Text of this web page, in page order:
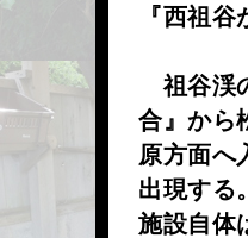
『西祖谷
祖谷渓
合』から
原方面へ
出現する
施設自体